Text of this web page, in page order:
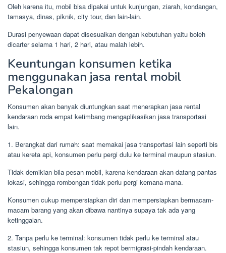
Oleh karena itu, mobil bisa dipakai untuk kunjungan, ziarah, kondangan,
tamasya, dinas, piknik, city tour, dan lain-lain.
Durasi penyewaan dapat disesuaikan dengan kebutuhan yaitu boleh
dicarter selama 1 hari, 2 hari, atau malah lebih.
Keuntungan konsumen ketika
menggunakan jasa rental mobil
Pekalongan
Konsumen akan banyak diuntungkan saat menerapkan jasa rental
kendaraan roda empat ketimbang mengaplikasikan jasa transportasi
lain.
1. Berangkat dari rumah: saat memakai jasa transportasi lain seperti bis
atau kereta api, konsumen perlu pergi dulu ke terminal maupun stasiun.
Tidak demikian bila pesan mobil, karena kendaraan akan datang pantas
lokasi, sehingga rombongan tidak perlu pergi kemana-mana.
Konsumen cukup mempersiapkan diri dan mempersiapkan bermacam-
macam barang yang akan dibawa nantinya supaya tak ada yang
ketinggalan.
2. Tanpa perlu ke terminal: konsumen tidak perlu ke terminal atau
stasiun, sehingga konsumen tak repot bermigrasi-pindah kendaraan.